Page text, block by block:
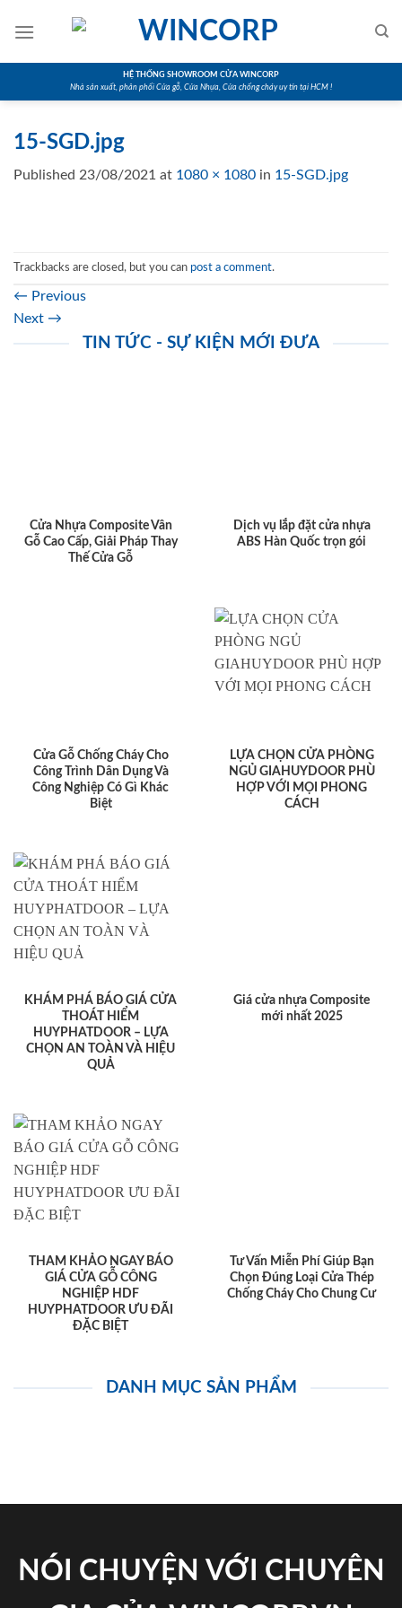
HỆ THỐNG SHOWROOM CỬA WINCORP
Nhà sản xuất, phân phối Cửa gỗ, Cửa Nhựa, Cửa chống cháy uy tín tại HCM !
15-SGD.jpg
Published 23/08/2021 at 1080 × 1080 in 15-SGD.jpg
Trackbacks are closed, but you can post a comment.
← Previous
Next →
TIN TỨC - SỰ KIỆN MỚI ĐƯA
Cửa Nhựa Composite Vân
Gỗ Cao Cấp, Giải Pháp Thay
Thế Cửa Gỗ
Dịch vụ lắp đặt cửa nhựa
ABS Hàn Quốc trọn gói
Cửa Gỗ Chống Cháy Cho
Công Trình Dân Dụng Và
Công Nghiệp Có Gì Khác
Biệt
LỰA CHỌN CỬA PHÒNG
NGỦ GIAHUYDOOR PHÙ
HỢP VỚI MỌI PHONG
CÁCH
KHÁM PHÁ BÁO GIÁ CỬA
THOÁT HIỂM
HUYPHATDOOR – LỰA
CHỌN AN TOÀN VÀ HIỆU
QUẢ
Giá cửa nhựa Composite
mới nhất 2025
THAM KHẢO NGAY BÁO
GIÁ CỬA GỖ CÔNG
NGHIỆP HDF
HUYPHATDOOR ƯU ĐÃI
ĐẶC BIỆT
Tư Vấn Miễn Phí Giúp Bạn
Chọn Đúng Loại Cửa Thép
Chống Cháy Cho Chung Cư
DANH MỤC SẢN PHẨM
NÓI CHUYỆN VỚI CHUYÊN